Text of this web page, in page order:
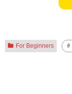
For Beginners